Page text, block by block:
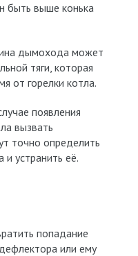
быть выше конька
дымохода может
тяги, которая
от горелки котла.
появления
вызвать
точно определить
и устранить её.
попадание
или ему